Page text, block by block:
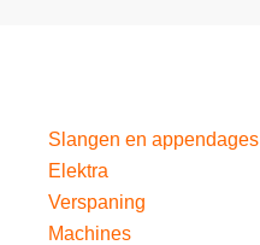
Slangen en appendages
Elektra
Verspaning
Machines